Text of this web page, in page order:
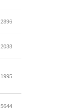
2896
2038
1995
5644